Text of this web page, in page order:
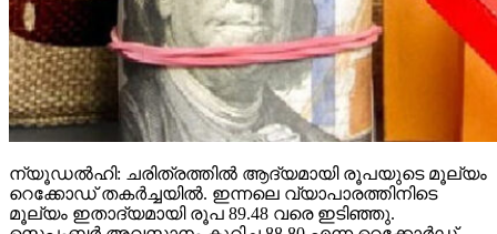
ന്യൂഡല്‍ഹി: ചരിത്രത്തില്‍ ആദ്യമായി രൂപയുടെ മൂല്യം
റെക്കോഡ് തകര്‍ച്ചയില്‍. ഇന്നലെ വ്യാപാരത്തിനിടെ
മൂല്യം ഇതാദ്യമായി രൂപ 89.48 വരെ ഇടിഞ്ഞു.